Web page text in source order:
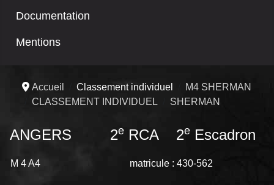
Documentation
Mentions
Accueil Classement individuel
M4 SHERMAN
CLASSEMENT INDIVIDUEL
SHERMAN
ANGERS 2e RCA 2e Escadron
M 4 A4 matricule : 430-562